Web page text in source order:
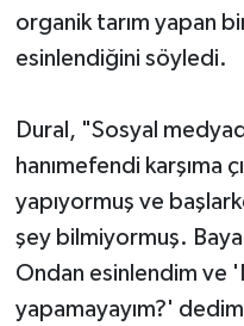
organik tarım yapan
esinlendiğini söyledi.
Dural, "Sosyal
hanımefendi karşıma
yapıyormuş ve
şey bilmiyormuş.
Ondan esinlendim ve
yapamayayım?'